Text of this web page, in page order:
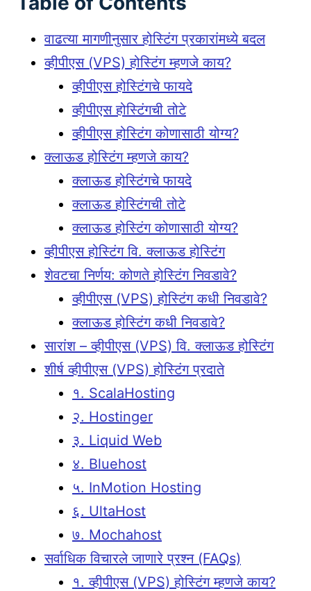
वाढत्या मागणीनुसार होस्टिंग प्रकारांमध्ये बदल
व्हीपीएस (VPS) होस्टिंग म्हणजे काय?
व्हीपीएस होस्टिंगचे फायदे
व्हीपीएस होस्टिंगची तोटे
व्हीपीएस होस्टिंग कोणासाठी योग्य?
क्लाऊड होस्टिंग म्हणजे काय?
क्लाऊड होस्टिंगचे फायदे
क्लाऊड होस्टिंगची तोटे
क्लाऊड होस्टिंग कोणासाठी योग्य?
व्हीपीएस होस्टिंग वि. क्लाऊड होस्टिंग
शेवटचा निर्णय: कोणते होस्टिंग निवडावे?
व्हीपीएस (VPS) होस्टिंग कधी निवडावे?
क्लाऊड होस्टिंग कधी निवडावे?
सारांश – व्हीपीएस (VPS) वि. क्लाऊड होस्टिंग
शीर्ष व्हीपीएस (VPS) होस्टिंग प्रदाते
१. ScalaHosting
२. Hostinger
३. Liquid Web
४. Bluehost
५. InMotion Hosting
६. UltaHost
७. Mochahost
सर्वाधिक विचारले जाणारे प्रश्न (FAQs)
१. व्हीपीएस (VPS) होस्टिंग म्हणजे काय?